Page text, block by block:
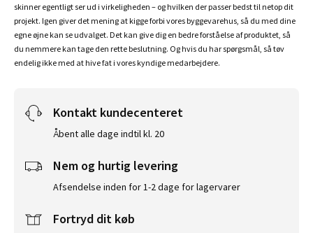
skinner egentligt ser ud i virkeligheden – og hvilken der passer bedst til netop dit
projekt. Igen giver det mening at kigge forbi vores byggevarehus, så du med dine
egne øjne kan se udvalget. Det kan give dig en bedre forståelse af produktet, så
du nemmere kan tage den rette beslutning. Og hvis du har spørgsmål, så tøv
endelig ikke med at hive fat i vores kyndige medarbejdere.
Kontakt kundecenteret
Åbent alle dage indtil kl. 20
Nem og hurtig levering
Afsendelse inden for 1-2 dage for lagervarer
Fortryd dit køb